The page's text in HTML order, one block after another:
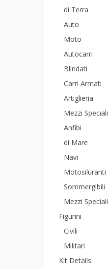
di Terra
Auto
Moto
Autocarri
Blindati
Carri Armati
Artiglieria
Mezzi Speciali
Anfibi
di Mare
Navi
Motosiluranti
Sommergibili
Mezzi Speciali
Figurini
Civili
Militari
Kit Details